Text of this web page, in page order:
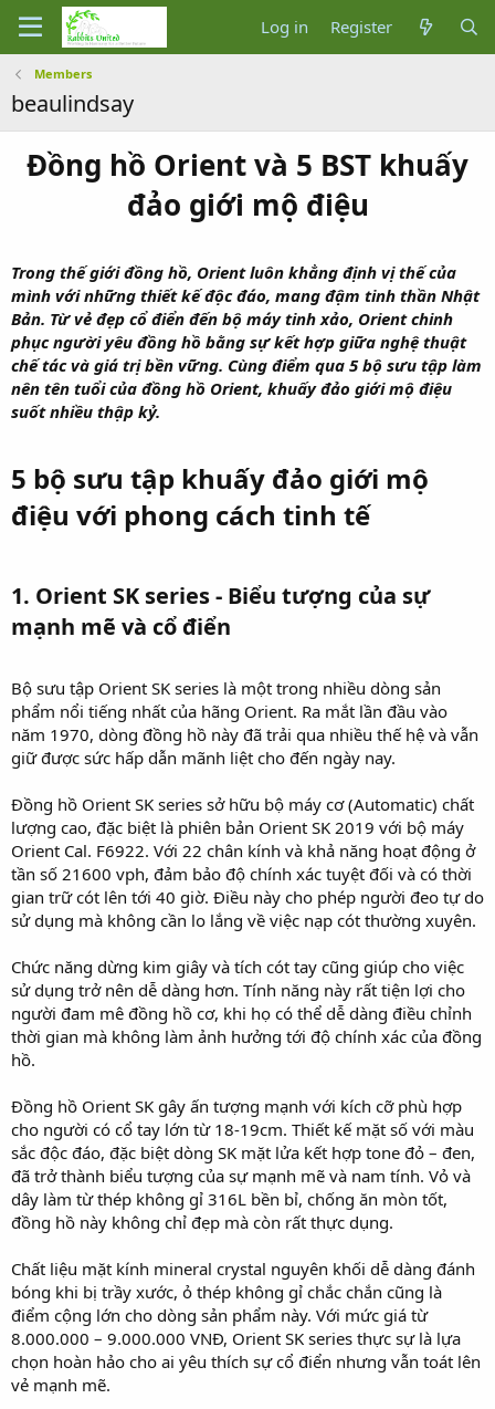
Log in Register
Members
beaulindsay
Đồng hồ Orient và 5 BST khuấy
đảo giới mộ điệu
Trong thế giới đồng hồ, Orient luôn khẳng định vị thế của
mình với những thiết kế độc đáo, mang đậm tinh thần Nhật
Bản. Từ vẻ đẹp cổ điển đến bộ máy tinh xảo, Orient chinh
phục người yêu đồng hồ bằng sự kết hợp giữa nghệ thuật
chế tác và giá trị bền vững. Cùng điểm qua 5 bộ sưu tập làm
nên tên tuổi của đồng hồ Orient, khuấy đảo giới mộ điệu
suốt nhiều thập kỷ.
5 bộ sưu tập khuấy đảo giới mộ
điệu với phong cách tinh tế​
1. Orient SK series - Biểu tượng của sự
mạnh mẽ và cổ điển​
Bộ sưu tập Orient SK series là một trong nhiều dòng sản
phẩm nổi tiếng nhất của hãng Orient. Ra mắt lần đầu vào
năm 1970, dòng đồng hồ này đã trải qua nhiều thế hệ và vẫn
giữ được sức hấp dẫn mãnh liệt cho đến ngày nay.
Đồng hồ Orient SK series sở hữu bộ máy cơ (Automatic) chất
lượng cao, đặc biệt là phiên bản Orient SK 2019 với bộ máy
Orient Cal. F6922. Với 22 chân kính và khả năng hoạt động ở
tần số 21600 vph, đảm bảo độ chính xác tuyệt đối và có thời
gian trữ cót lên tới 40 giờ. Điều này cho phép người đeo tự do
sử dụng mà không cần lo lắng về việc nạp cót thường xuyên.
Chức năng dừng kim giây và tích cót tay cũng giúp cho việc
sử dụng trở nên dễ dàng hơn. Tính năng này rất tiện lợi cho
người đam mê đồng hồ cơ, khi họ có thể dễ dàng điều chỉnh
thời gian mà không làm ảnh hưởng tới độ chính xác của đồng
hồ.
Đồng hồ Orient SK gây ấn tượng mạnh với kích cỡ phù hợp
cho người có cổ tay lớn từ 18-19cm. Thiết kế mặt số với màu
sắc độc đáo, đặc biệt dòng SK mặt lửa kết hợp tone đỏ – đen,
đã trở thành biểu tượng của sự mạnh mẽ và nam tính. Vỏ và
dây làm từ thép không gỉ 316L bền bỉ, chống ăn mòn tốt,
đồng hồ này không chỉ đẹp mà còn rất thực dụng.
Chất liệu mặt kính mineral crystal nguyên khối dễ dàng đánh
bóng khi bị trầy xước, ỏ thép không gỉ chắc chắn cũng là
điểm cộng lớn cho dòng sản phẩm này. Với mức giá từ
8.000.000 – 9.000.000 VNĐ, Orient SK series thực sự là lựa
chọn hoàn hảo cho ai yêu thích sự cổ điển nhưng vẫn toát lên
vẻ mạnh mẽ.